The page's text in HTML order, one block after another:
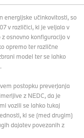
energijske učinkovitosti, so
v različici, ki je veljala v
osnovno konfiguracijo v
opremo ter različne
model ter se lahko
postopku preverjanja
z NEDC, da je
vozili se lahko tukaj
ki se (med drugim)
dajatev povezanih z